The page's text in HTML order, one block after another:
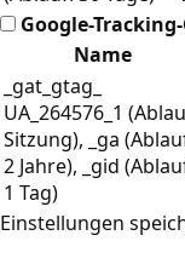
Google-
Name
_gat_gtag_
UA_264576_1
Sitzung), _ga
2 Jahre), _gid
1 Tag)
Einstellungen